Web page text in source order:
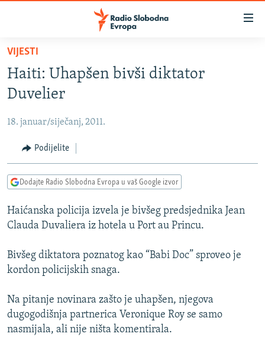
Pređite
glavni
sadržaj
na
navigaciju
Pređite
na
BOSNA I HERCEGOVINA
KOSOVO
CRNA GORA
VIDEO
FOTOGALERIJE
PODCASTI
RAT U UKRAJINI
RSE PRIČE IZ SVIJETA
ISPRIČAJ MI
DNEVNO@RSE
SPECIJALI RSE
VIJESTI
Haiti: Uhapšen bivši diktator
Duvelier
18. januar/siječanj, 2011.
Podijelite
Dodajte Radio Slobodna Evropa u vaš Google izvor
Haićanska policija izvela je bivšeg predsjednika Jean
Clauda Duvaliera iz hotela u Port au Princu.
Bivšeg diktatora poznatog kao “Babi Doc” sproveo je
kordon policijskih snaga.
Na pitanje novinara zašto je uhapšen, njegova
dugogodišnja partnerica Veronique Roy se samo
nasmijala, ali nije ništa komentirala.